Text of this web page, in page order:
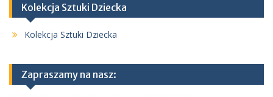
Kolekcja Sztuki Dziecka
Kolekcja Sztuki Dziecka
Zapraszamy na nasz: